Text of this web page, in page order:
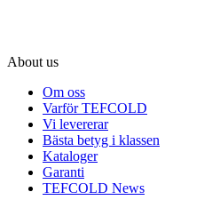
About us
Om oss
Varför TEFCOLD
Vi levererar
Bästa betyg i klassen
Kataloger
Garanti
TEFCOLD News